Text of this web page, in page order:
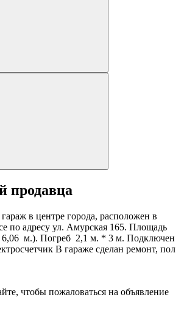
продавца
в центре города, расположен в
по адресу ул. Амурская 165. Площадь
6,06 м.). Погреб 2,1 м. * 3 м. Подключен
В гараже сделан ремонт, пол
чтобы пожаловаться на объявление